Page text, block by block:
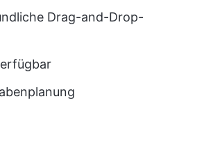
Drag-and-Drop-